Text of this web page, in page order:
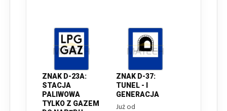
ZNAK D-23A:
STACJA
PALIWOWA
TYLKO Z GAZEM
ZNAK D-37:
TUNEL - I
GENERACJA
Już od